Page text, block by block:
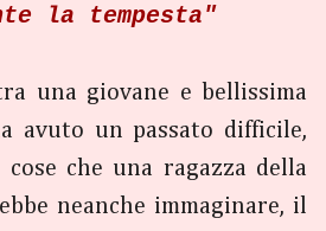
la tempesta"
una giovane e bellissima
avuto un passato difficile,
che una ragazza della
neanche immaginare, il